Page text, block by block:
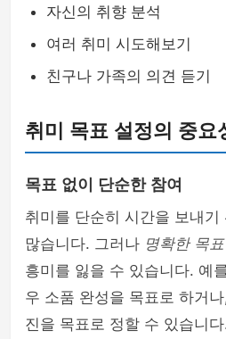
자신의 취향 분석
여러 취미 시도해보기
친구나 가족의 의견 듣기
취미 목표 설정의 중요
목표 없이 단순한 참여
취미를 단순히 시간을 보내
많습니다. 그러나 명확한 목표
흥미를 잃을 수 있습니다. 예
우 소품 완성을 목표로 하거
진을 목표로 정할 수 있습니